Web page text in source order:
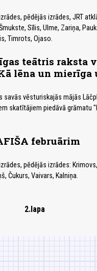
pēdējās izrādes, JRT
Sīlis, Ulme, Zariņa,
Timrots, Ojaso.
teātris raksta
lēna un mierīga
savās vēsturiskajās mājās
skatītājiem piedāvā grāmatu
februārim
pēdējās izrādes:
Čukurs, Vaivars, Kalniņa.
2.lapa